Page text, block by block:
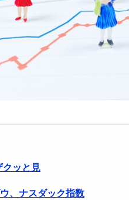
ッと見
、ナスダック指数